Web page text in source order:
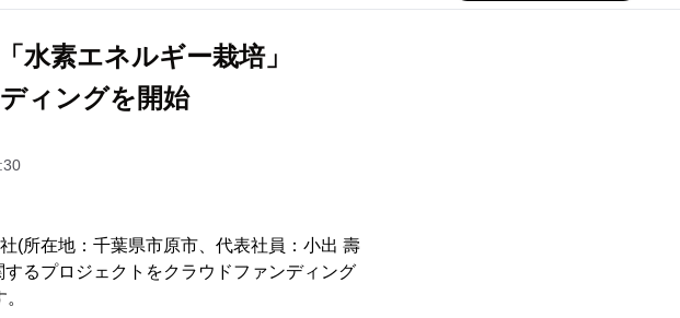
水素エネルギー栽培」
ィングを開始
(所在地：千葉県市原市、代表社員：小出 壽
るプロジェクトをクラウドファンディング